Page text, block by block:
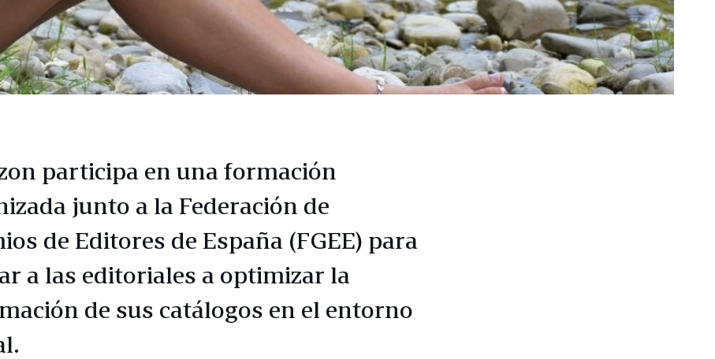
participa en una formación
junto a la Federación de
de Editores de España (FGEE) para
a las editoriales a optimizar la
de sus catálogos en el entorno